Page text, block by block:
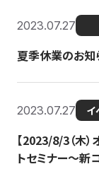
2023.07.27
夏季休業のお知
2023.07.27 イ
【2023/8/3（木
トセミナー〜新